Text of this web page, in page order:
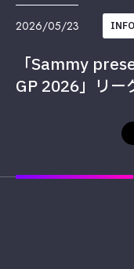
2026/05/23
「Sammy
GP 2026」リー